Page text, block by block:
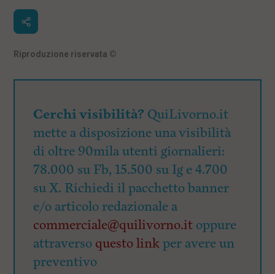
Riproduzione riservata ©
Cerchi visibilità? QuiLivorno.it
mette a disposizione una visibilità
di oltre 90mila utenti giornalieri:
78.000 su Fb, 15.500 su Ig e 4.700
su X. Richiedi il pacchetto banner
e/o articolo redazionale a
commerciale@quilivorno.it oppure
attraverso questo linkper avere un
preventivo